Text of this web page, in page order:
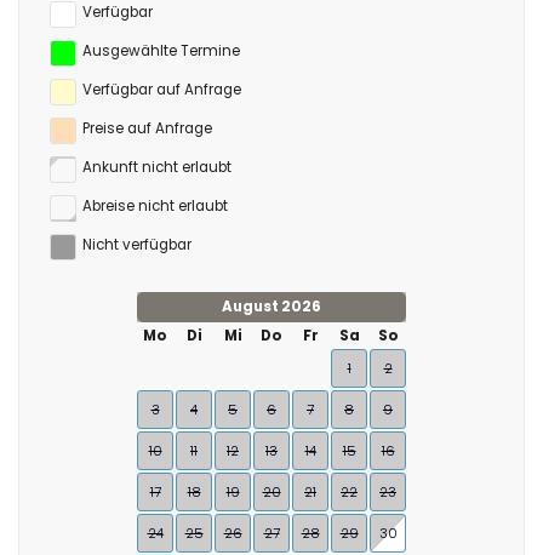
Verfügbar
Ausgewählte Termine
Verfügbar auf Anfrage
Preise auf Anfrage
Ankunft nicht erlaubt
Abreise nicht erlaubt
Nicht verfügbar
August 2026
Mo
Di Mi Do Fr Sa
So
1
2
3 4 5 6 7 8 9
10 11 12 13 14 15 16
17 18 19 20 21 22 23
24 25 26 27 28 29 30